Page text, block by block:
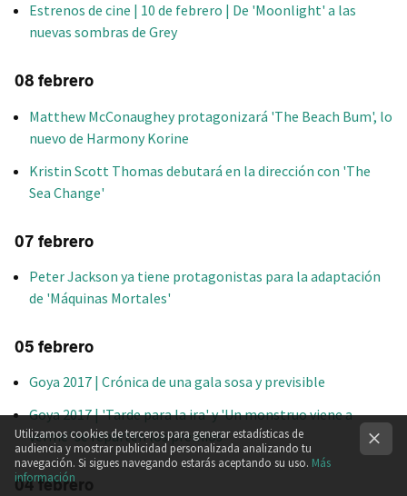
Estrenos de cine | 10 de febrero | De 'Moonlight' a las
nuevas sombras de Grey
08 febrero
Matthew McConaughey protagonizará 'The Beach Bum', lo
nuevo de Harmony Korine
Kristin Scott Thomas debutará en la dirección con 'The
Sea Change'
07 febrero
Peter Jackson ya tiene protagonistas para la adaptación
de 'Máquinas Mortales'
05 febrero
Goya 2017 | Crónica de una gala sosa y previsible
Goya 2017 | 'Tarde para la ira' y 'Un monstruo viene a
verme' se reparten los premios
04 febrero
Utilizamos cookies de terceros para generar estadísticas de
audiencia y mostrar publicidad personalizada analizando tu
navegación. Si sigues navegando estarás aceptando su uso. Más
información